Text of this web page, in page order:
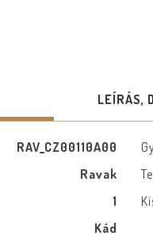
LEÍRÁS,
RAV_CZ00110A00
Ravak
1
Kád